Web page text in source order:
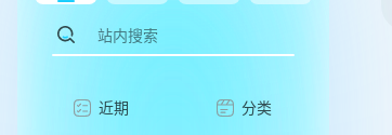
近期 分类